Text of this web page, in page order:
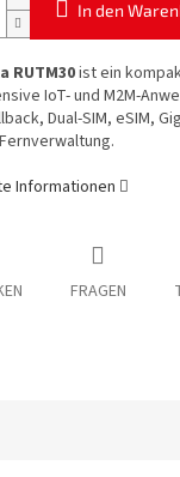
In den
RUTM30ist ein
IoT- und M2M-
Dual-SIM, eSIM,
Informationen
FRAGEN